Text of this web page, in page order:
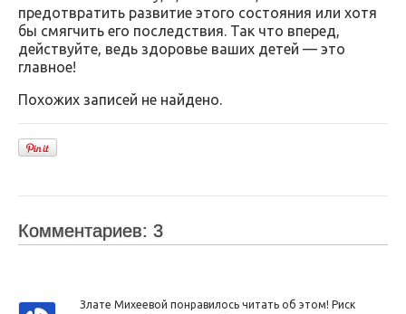
предотвратить развитие этого состояния или хотя
бы смягчить его последствия. Так что вперед,
действуйте, ведь здоровье ваших детей — это
главное!
Похожих записей не найдено.
Комментариев: 3
Злате Михеевой понравилось читать об этом! Риск